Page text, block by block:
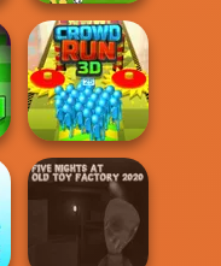
Penalty Shooters
3
Crowd Run 3D